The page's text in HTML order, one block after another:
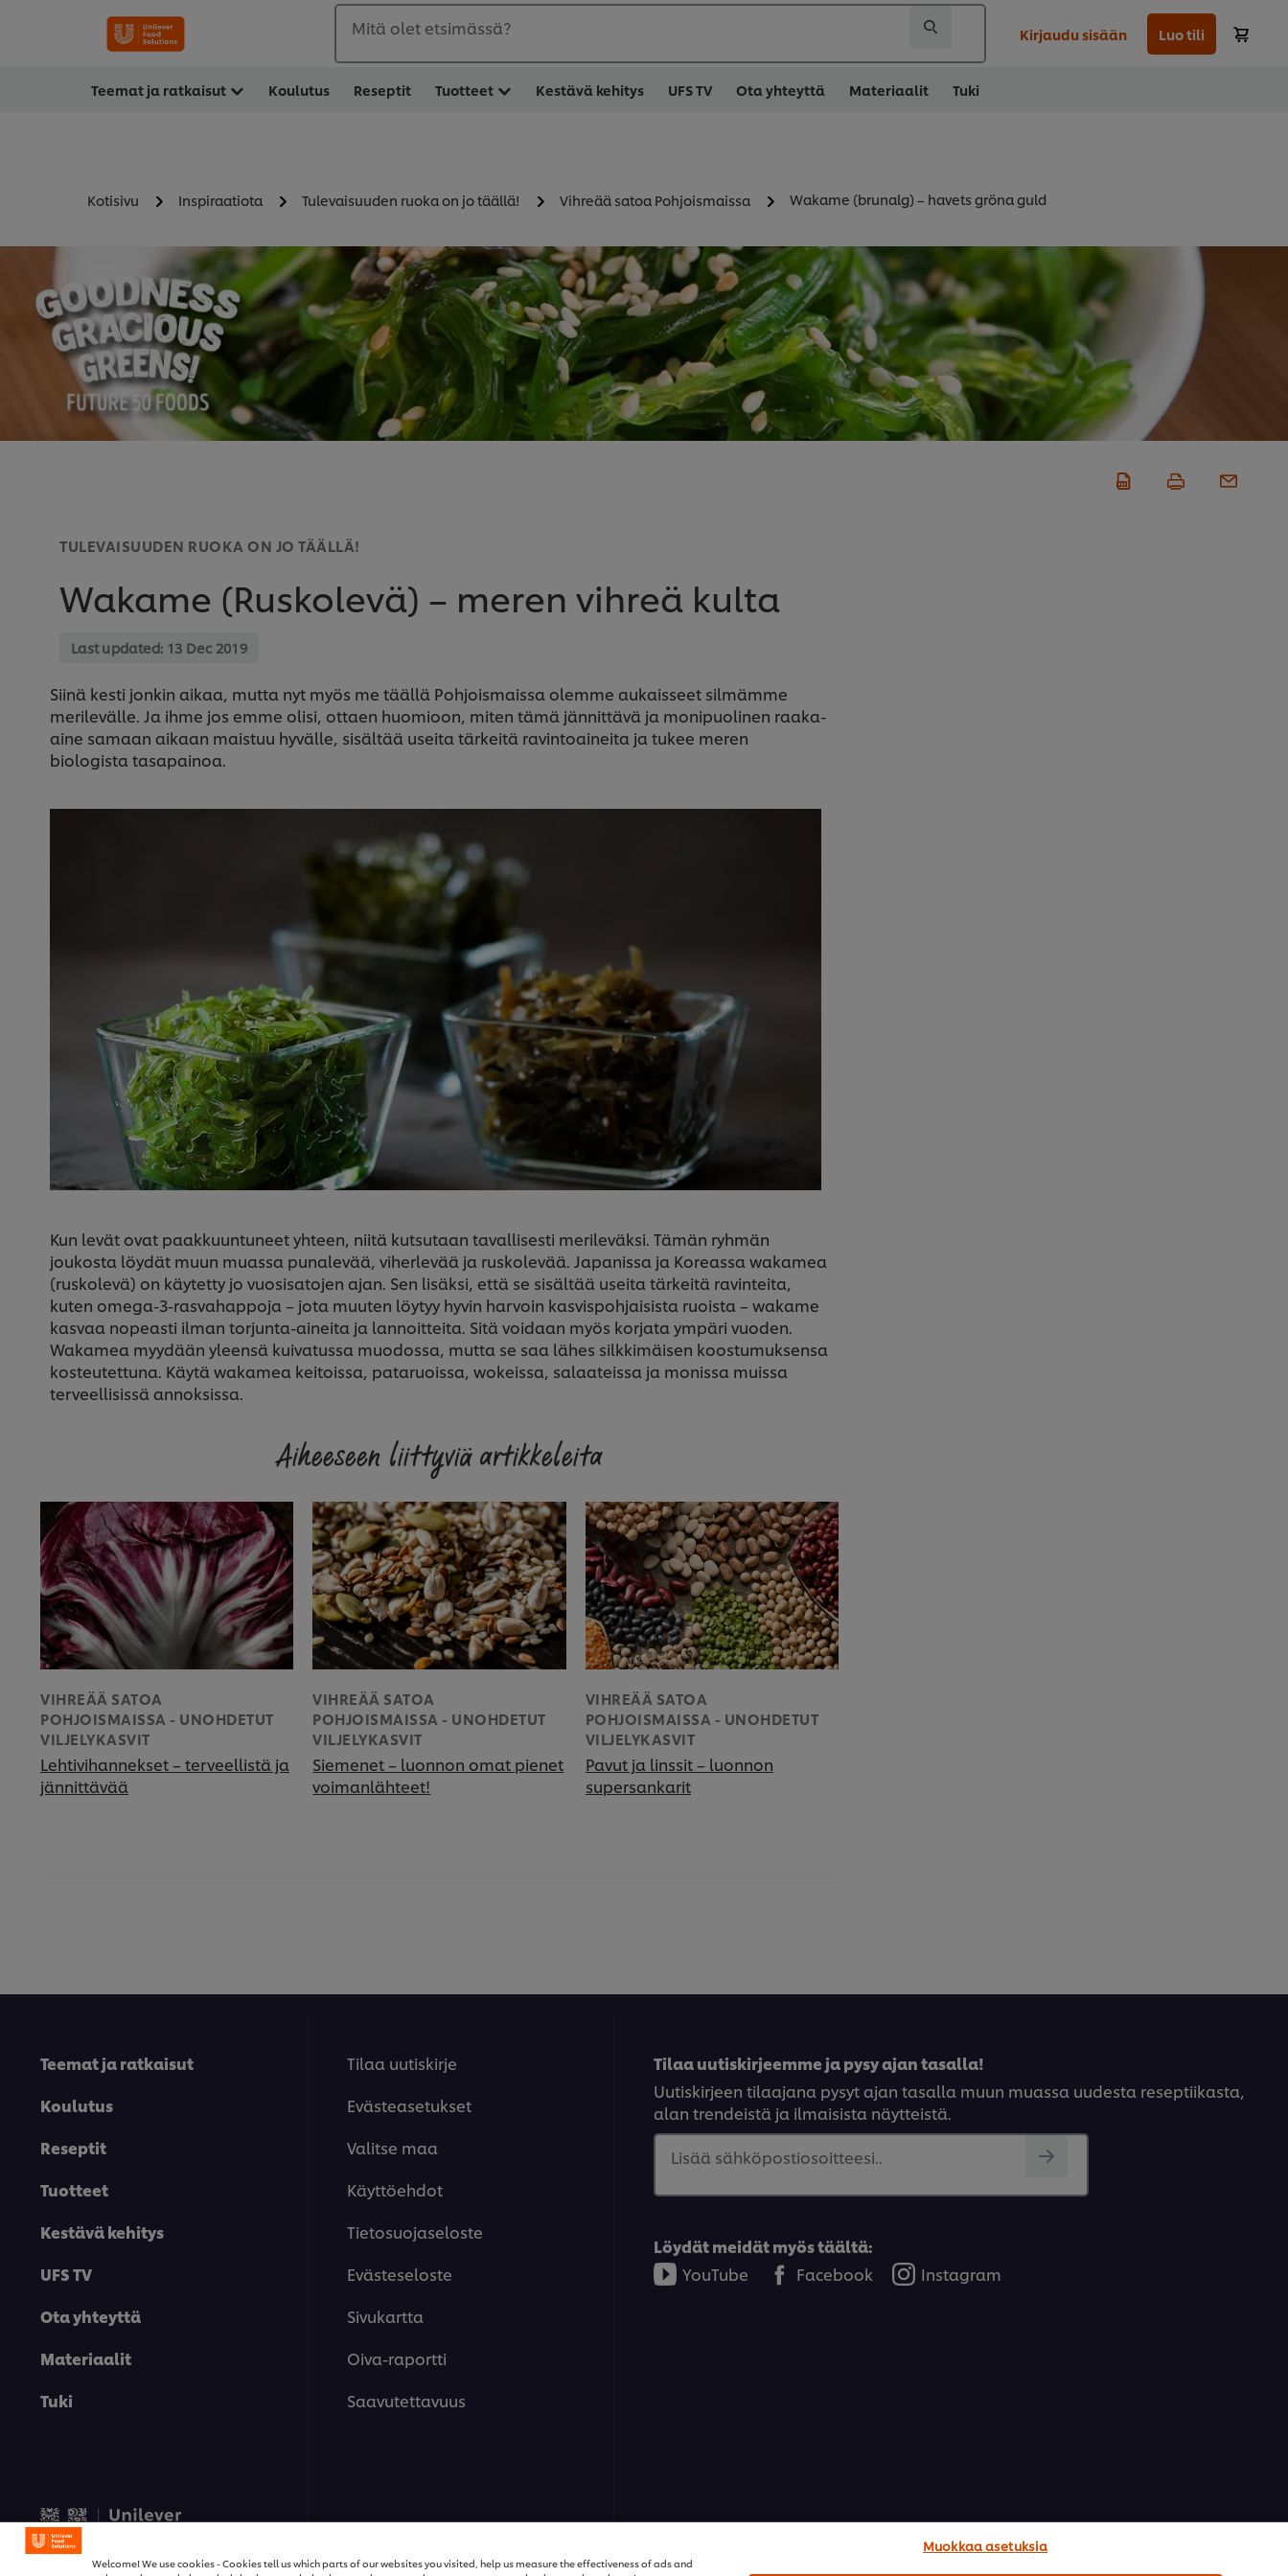
Mitä olet etsimässä? Kirjaudu sisään Luo tili
Teemat ja ratkaisut Koulutus Reseptit Tuotteet Kestävä kehitys UFS TV Ota yhteyttä Materiaalit Tuki
Kotisivu Inspiraatiota Tulevaisuuden ruoka on jo täällä! Vihreää satoa Pohjoismaissa Wakame (brunalg) – havets gröna guld
TULEVAISUUDEN RUOKA ON JO TÄÄLLÄ!
Wakame (Ruskolevä) – meren vihreä kulta
Last updated: 13 Dec 2019
Siinä kesti jonkin aikaa, mutta nyt myös me täällä Pohjoismaissa olemme aukaisseet silmämme
merilevälle. Ja ihme jos emme olisi, ottaen huomioon, miten tämä jännittävä ja monipuolinen raaka-
aine samaan aikaan maistuu hyvälle, sisältää useita tärkeitä ravintoaineita ja tukee meren
biologista tasapainoa.
Kun levät ovat paakkuuntuneet yhteen, niitä kutsutaan tavallisesti merileväksi. Tämän ryhmän
joukosta löydät muun muassa punalevää, viherlevää ja ruskolevää. Japanissa ja Koreassa wakamea
(ruskolevä) on käytetty jo vuosisatojen ajan. Sen lisäksi, että se sisältää useita tärkeitä ravinteita,
kuten omega-3-rasvahappoja – jota muuten löytyy hyvin harvoin kasvispohjaisista ruoista – wakame
kasvaa nopeasti ilman torjunta-aineita ja lannoitteita. Sitä voidaan myös korjata ympäri vuoden.
Wakamea myydään yleensä kuivatussa muodossa, mutta se saa lähes silkkimäisen koostumuksensa
kosteutettuna. Käytä wakamea keitoissa, pataruoissa, wokeissa, salaateissa ja monissa muissa
terveellisissä annoksissa.
Aiheeseen liittyviä artikkeleita
VIHREÄÄ SATOA
POHJOISMAISSA - UNOHDETUT
VILJELYKASVIT
Lehtivihannekset – terveellistä ja
jännittävää
VIHREÄÄ SATOA
POHJOISMAISSA - UNOHDETUT
VILJELYKASVIT
Siemenet – luonnon omat pienet
voimanlähteet!
VIHREÄÄ SATOA
POHJOISMAISSA - UNOHDETUT
VILJELYKASVIT
Pavut ja linssit – luonnon
supersankarit
Teemat ja ratkaisut
Koulutus
Reseptit
Tuotteet
Kestävä kehitys
UFS TV
Ota yhteyttä
Materiaalit
Tuki
Tilaa uutiskirje
Evästeasetukset
Valitse maa
Käyttöehdot
Tietosuojaseloste
Evästeseloste
Sivukartta
Oiva-raportti
Saavutettavuus
Tilaa uutiskirjeemme ja pysy ajan tasalla!
Uutiskirjeen tilaajana pysyt ajan tasalla muun muassa uudesta reseptiikasta,
alan trendeistä ja ilmaisista näytteistä.
Lisää sähköpostiosoitteesi..
Löydät meidät myös täältä:
YouTube
Facebook Instagram
Welcome! We use cookies - Cookies tell us which parts of our websites you visited, help us measure the effectiveness of ads and
Muokkaa asetuksia